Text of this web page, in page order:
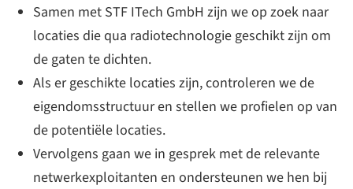
Samen met STF ITech GmbH zijn we op zoek naar
locaties die qua radiotechnologie geschikt zijn om
de gaten te dichten.
Als er geschikte locaties zijn, controleren we de
eigendomsstructuur en stellen we profielen op van
de potentiële locaties.
Vervolgens gaan we in gesprek met de relevante
netwerkexploitanten en ondersteunen we hen bij